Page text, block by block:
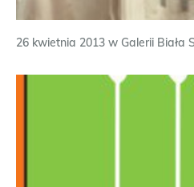
26 kwietnia 2013 w Galerii Biała